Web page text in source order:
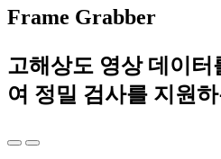
Frame Grabber
고해상도 영상 데이
여 정밀 검사를 지원